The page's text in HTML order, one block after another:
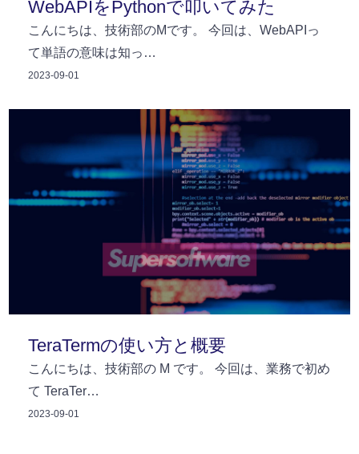
WebAPIをPythonで叩いてみた
こんにちは、技術部のMです。 今回は、WebAPIっ
て単語の意味は知っ…
2023-09-01
TeraTermの使い方と概要
こんにちは、技術部の M です。 今回は、業務で初め
て TeraTer…
2023-09-01